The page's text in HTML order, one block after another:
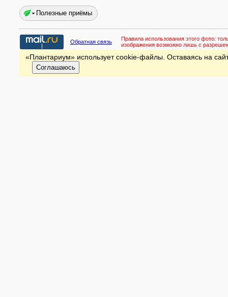
Полезные приёмы
Обратная связь Правила использования этого фото:
изображения возможно лишь с
«Плантариум» использует cookie-файлы. Оставаясь на
Соглашаюсь